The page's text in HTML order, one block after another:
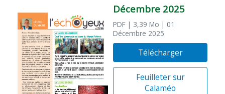
Décembre 2025
PDF | 3,39 Mo | 01
Décembre 2025
Télécharger
Feuilleter sur
Calaméo